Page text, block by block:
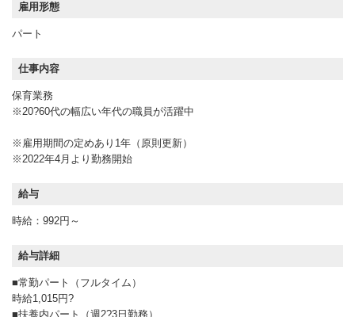
雇用形態
パート
仕事内容
保育業務
※20?60代の幅広い年代の職員が活躍中
※雇用期間の定めあり1年（原則更新）
※2022年4月より勤務開始
給与
時給：992円～
給与詳細
■常勤パート（フルタイム）
時給1,015円?
■扶養内パート（週2?3日勤務）